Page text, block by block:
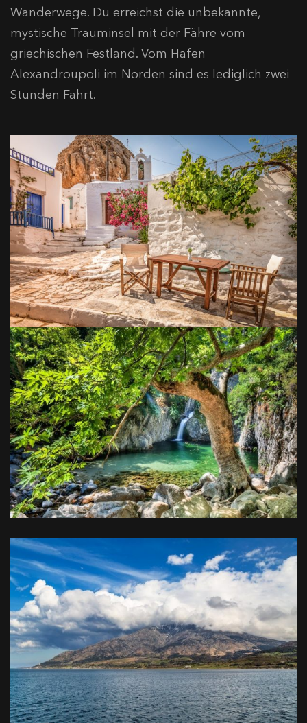
Wanderwege. Du erreichst die unbekannte,
mystische Trauminsel mit der Fähre vom
griechischen Festland. Vom Hafen
Alexandroupoli im Norden sind es lediglich zwei
Stunden Fahrt.